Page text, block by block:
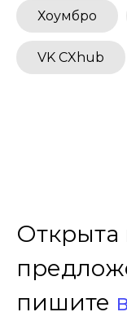
Хоумбро
VK CXhub
Открыта
пишите